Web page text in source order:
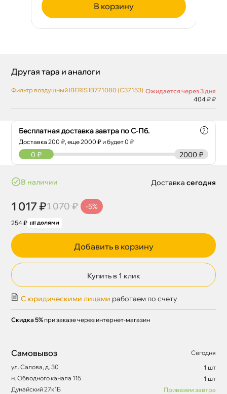
корзину
Бесплатная доставка завтра по С-Пб.
Доставка200 ₽, еще2000 ₽ и будет 0 ₽
?
2000 ₽
0 ₽
наличии
1 017 ₽1 070 ₽ -5%
254 ₽
Доставка сегодня
Добавить в корзину
Купить в 1 клик
С юридическими лицами работаем по счету
Скидка 5% при заказе через интернет-магазин
Самовывоз
Сегодня
ул. Салова, д. 30
1 шт
н. Обводного канала 115
1 шт
Дунайский 27к1Б
Привезем завтра
Другая тара и аналоги
Фильтр воздушный IBERIS IB771080 (C37153) Ожидается через 3 дня
404 ₽ ₽